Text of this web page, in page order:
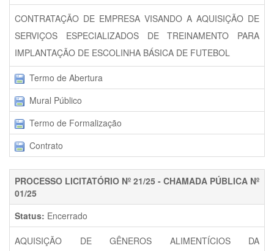
CONTRATAÇÃO DE EMPRESA VISANDO A AQUISIÇÃO DE
SERVIÇOS ESPECIALIZADOS DE TREINAMENTO PARA
IMPLANTAÇÃO DE ESCOLINHA BÁSICA DE FUTEBOL
Termo de Abertura
Mural Público
Termo de Formalização
Contrato
PROCESSO LICITATÓRIO Nº 21/25 - CHAMADA PÚBLICA Nº
01/25
Status: Encerrado
AQUISIÇÃO DE GÊNEROS ALIMENTÍCIOS DA